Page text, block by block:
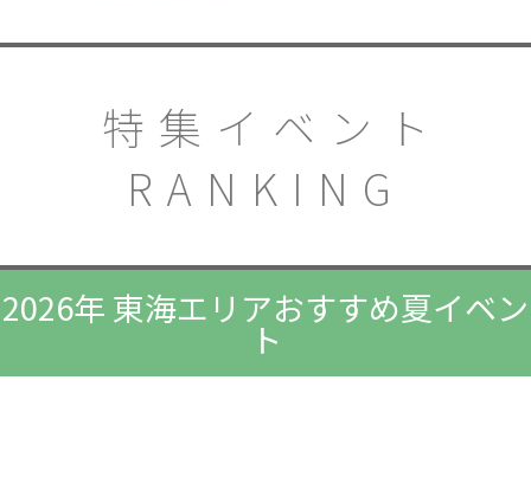
特集イベント
RANKING
2026年 東海エリアおすすめ夏イベン
ト